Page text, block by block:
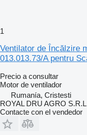
1
Ventilator de Încălzire
013.013.73/A pentru
Precio a consultar
Motor de ventilador
Rumanía, Cristesti
ROYAL DRU AGRO
Contacte con el vendedor